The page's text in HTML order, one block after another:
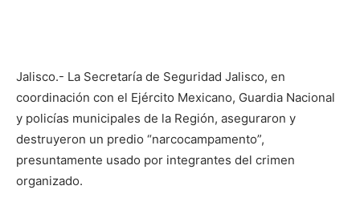
Jalisco.- La Secretaría de Seguridad Jalisco, en
coordinación con el Ejército Mexicano, Guardia Nacional
y policías municipales de la Región, aseguraron y
destruyeron un predio “narcocampamento”,
presuntamente usado por integrantes del crimen
organizado.